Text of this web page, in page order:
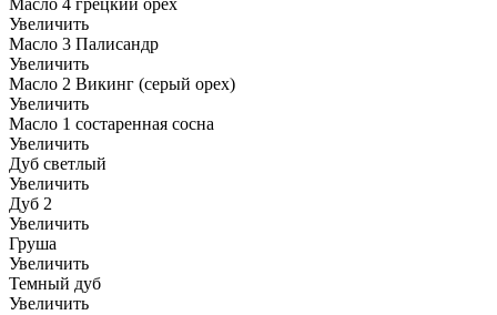
Масло 4 грецкий орех
Увеличить
Масло 3 Палисандр
Увеличить
Масло 2 Викинг (серый орех)
Увеличить
Масло 1 состаренная сосна
Увеличить
Дуб светлый
Увеличить
Дуб 2
Увеличить
Груша
Увеличить
Темный дуб
Увеличить